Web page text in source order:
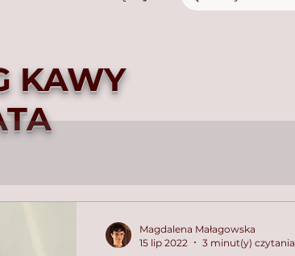
KAWY
Magdalena Małagowska
15 lip 2022
3 minut(y) czytania